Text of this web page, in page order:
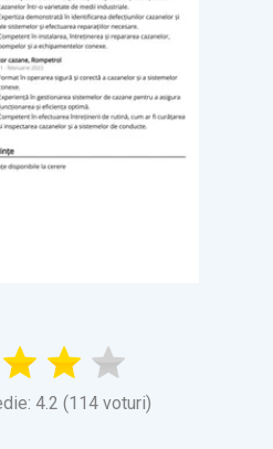
4.2 (114 voturi)